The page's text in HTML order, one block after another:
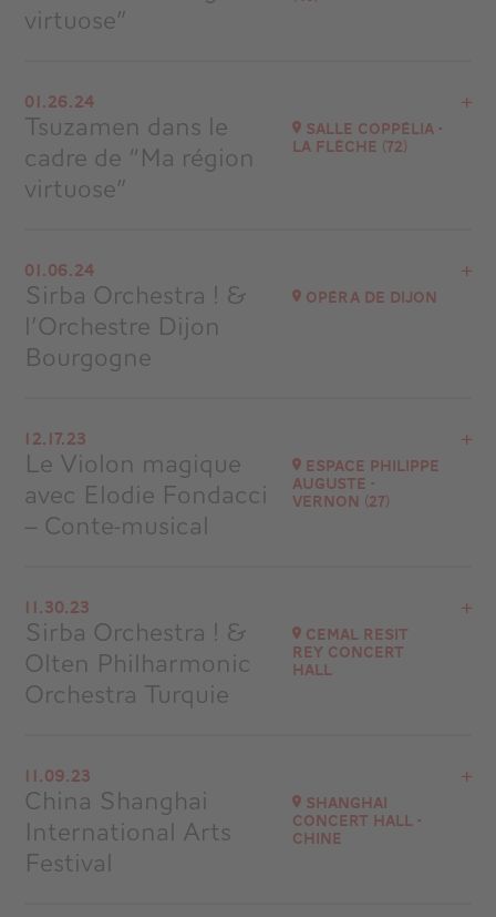
virtuose”
Saumur (49)
at14H00
01.26.24
Tsuzamen dans le
cadre de “Ma région
virtuose”
Salle Coppélia -
La Flèche (72)
La Flèche
at 20H30
01.06.24
Sirba Orchestra ! &
l’Orchestre Dijon
Bourgogne
Opéra de Dijon
Auditorium
at20H00
Go to site
Buy your tickets
12.17.23
Le Violon magique
avec Elodie Fondacci
– Conte-musical
Espace Philippe
Auguste -
Vernon (27)
Espace Philippe Auguste - Vernon (27)
Go to site
11.30.23
Sirba Orchestra ! &
Olten Philharmonic
Orchestra Turquie
Cemal Resit
Rey Concert
Hall
Istanbul - Turquie
Go to site
11.09.23
China Shanghai
International Arts
Festival
Shanghai
Concert Hall -
Chine